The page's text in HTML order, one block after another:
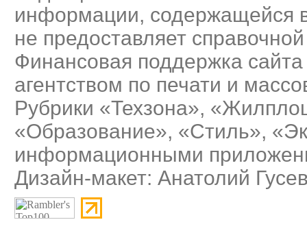
информации, содержащейся
не предоставляет
Финансовая поддержка
агентством по печати и
Рубрики «Техзона»,
«Образование», «Стиль»,
информационными
Дизайн-макет: Анатолий